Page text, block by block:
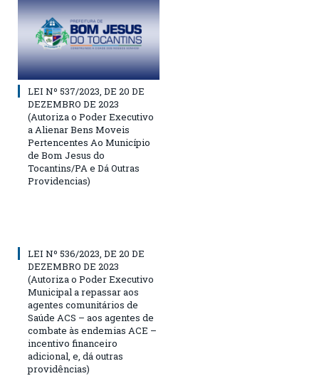
LEI Nº 537/2023, DE 20 DE
DEZEMBRO DE 2023
(Autoriza o Poder Executivo
a Alienar Bens Moveis
Pertencentes Ao Município
de Bom Jesus do
Tocantins/PA e Dá Outras
Providencias)
LEI Nº 536/2023, DE 20 DE
DEZEMBRO DE 2023
(Autoriza o Poder Executivo
Municipal a repassar aos
agentes comunitários de
Saúde ACS – aos agentes de
combate às endemias ACE –
incentivo financeiro
adicional, e, dá outras
providências)